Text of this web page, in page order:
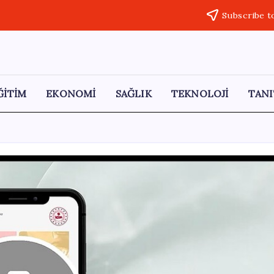
Subscribe
EKONOMİ SAĞLIK TEKNOLOJİ